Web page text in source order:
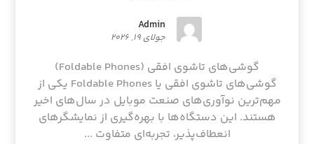
Admin
جولای ۱۹, ۲۰۲۶
گوشی‌های تاشوی افقی (Foldable Phones)
گوشی‌های تاشوی افقی یا Foldable Phones یکی از
مهم‌ترین نوآوری‌های صنعت موبایل در سال‌های اخیر
هستند. این دستگاه‌ها با بهره‌گیری از نمایشگرهای
انعطاف‌پذیر، تجربه‌ای متفاوت ...